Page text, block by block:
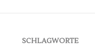
SCHLAGWORTE